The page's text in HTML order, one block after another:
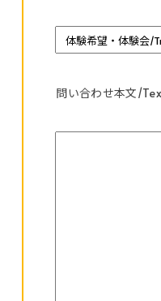
問い合わせ本文/